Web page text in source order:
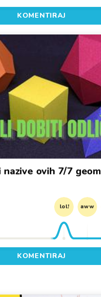
KOMENTIRAJ
nazive ovih 7/7
lol! aww
KOMENTIRAJ